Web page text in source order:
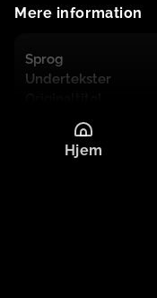
Mere information
Sprog
Undertekster
Aldersgrænse
Hjem